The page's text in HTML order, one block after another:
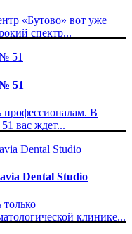
«Бутово» вот уже
спектр...
51
профессионалам. В
вас ждет...
Dental Studio
только
клинике...